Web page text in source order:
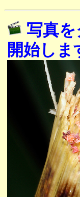
写真
開始しま